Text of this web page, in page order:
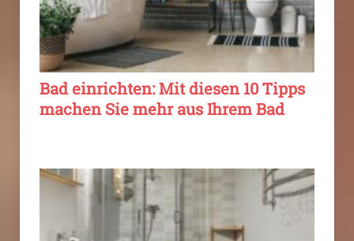
Bad einrichten: Mit diesen 10 Tipps
machen Sie mehr aus Ihrem Bad